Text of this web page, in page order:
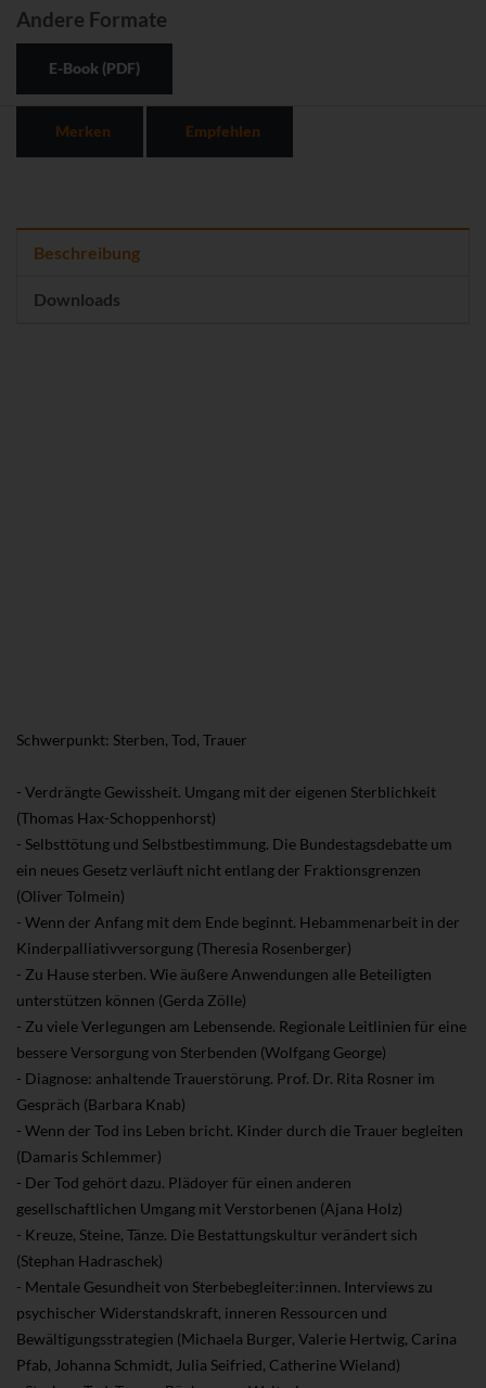
Andere Formate
E-Book (PDF)
Merken Empfehlen
Beschreibung
Downloads
Schwerpunkt: Sterben, Tod, Trauer
- Verdrängte Gewissheit. Umgang mit der eigenen Sterblichkeit
(Thomas Hax-Schoppenhorst)
- Selbsttötung und Selbstbestimmung. Die Bundestagsdebatte um
ein neues Gesetz verläuft nicht entlang der Fraktionsgrenzen
(Oliver Tolmein)
- Wenn der Anfang mit dem Ende beginnt. Hebammenarbeit in der
Kinderpalliativversorgung (Theresia Rosenberger)
- Zu Hause sterben. Wie äußere Anwendungen alle Beteiligten
unterstützen können (Gerda Zölle)
- Zu viele Verlegungen am Lebensende. Regionale Leitlinien für eine
bessere Versorgung von Sterbenden (Wolfgang George)
- Diagnose: anhaltende Trauerstörung. Prof. Dr. Rita Rosner im
Gespräch (Barbara Knab)
- Wenn der Tod ins Leben bricht. Kinder durch die Trauer begleiten
(Damaris Schlemmer)
- Der Tod gehört dazu. Plädoyer für einen anderen
gesellschaftlichen Umgang mit Verstorbenen (Ajana Holz)
- Kreuze, Steine, Tänze. Die Bestattungskultur verändert sich
(Stephan Hadraschek)
- Mentale Gesundheit von Sterbebegleiter:innen. Interviews zu
psychischer Widerstandskraft, inneren Ressourcen und
Bewältigungsstrategien (Michaela Burger, Valerie Hertwig, Carina
Pfab, Johanna Schmidt, Julia Seifried, Catherine Wieland)